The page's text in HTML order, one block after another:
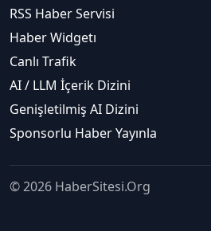
RSS Haber Servisi
Haber Widgetı
Canlı Trafik
AI / LLM İçerik Dizini
Genişletilmiş AI Dizini
Sponsorlu Haber Yayınla
© 2026 HaberSitesi.Org